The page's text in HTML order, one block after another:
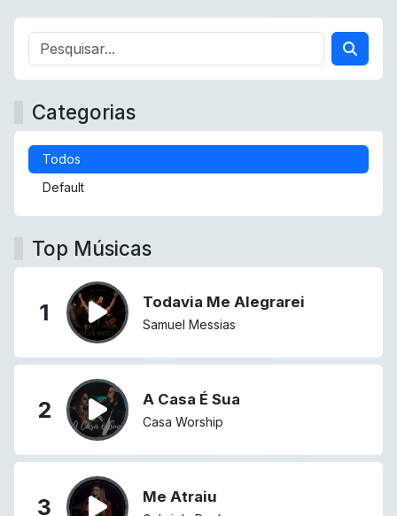
Categorias
Todos
Default
Top Músicas
1 Todavia Me Alegrarei
Samuel Messias
2 A Casa É Sua
Casa Worship
3 Me Atraiu